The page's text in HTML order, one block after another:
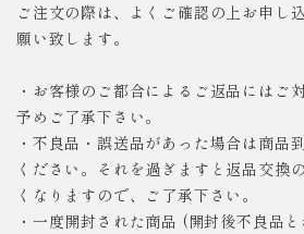
ご注文の際は、よくご確認の上お申し
願い致します。
・お客様のご都合によるご返品にはご
予めご了承下さい。
・不良品・誤送品があった場合は商品
ください。それを過ぎますと返品交換
くなりますので、ご了承下さい。
・一度開封された商品 (開封後不良品